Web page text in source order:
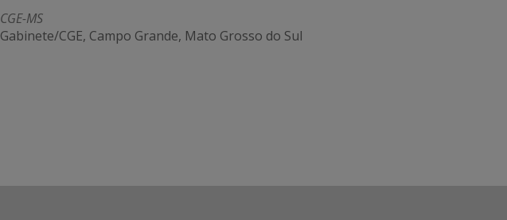
CGE-MS
Gabinete/CGE, Campo Grande, Mato Grosso do Sul